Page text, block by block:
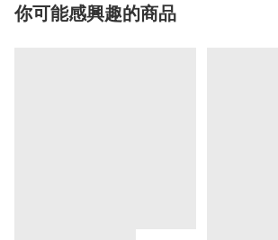
你可能感興趣的商品